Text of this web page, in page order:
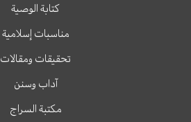
كتابة الوصية
مناسبات إسلامية
تحقيقات ومقالات
آداب وسنن
مكتبة السراج